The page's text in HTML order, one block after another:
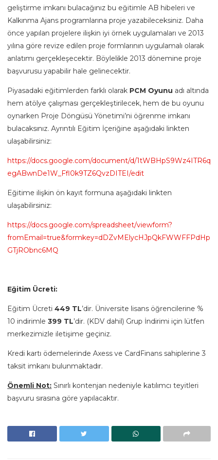
geliştirme imkanı bulacağınız bu eğitimle AB hibeleri ve
Kalkınma Ajans programlarına proje yazabileceksiniz. Daha
önce yapılan projelere ilişkin iyi örnek uygulamaları ve 2013
yılına göre revize edilen proje formlarının uygulamalı olarak
anlatımı gerçekleşecektir. Böylelikle 2013 dönemine proje
başvurusu yapabilir hale gelinecektir.
Piyasadaki eğitimlerden farklı olarak PCM Oyunu adı altında
hem atölye çalışması gerçekleştirilecek, hem de bu oyunu
oynarken Proje Döngüsü Yönetimi’ni öğrenme imkanı
bulacaksınız. Ayrıntılı Eğitim İçeriğine aşağıdaki linkten
ulaşabilirsiniz:
https://docs.google.com/document/d/1tWBHpS9Wz4ITR6q
egABwnDe1W_Ffl0k9TZ6QvzDITEI/edit
Eğitime ilişkin ön kayıt formuna aşağıdaki linkten
ulaşabilirsiniz:
https://docs.google.com/spreadsheet/viewform?
fromEmail=true&formkey=dDZvMElycHJpQkFWWFFPdHp
GTjRObnc6MQ
Eğitim Ücreti:
Eğitim Ücreti 449 TL’dir. Üniversite lisans öğrencilerine %
10 indirimle 399 TL’dir. (KDV dahil) Grup İndirimi için lütfen
merkezimizle iletişime geçiniz.
Kredi kartı ödemelerinde Axess ve CardFinans sahiplerine 3
taksit imkanı bulunmaktadır.
Önemli Not: Sınırlı kontenjan nedeniyle katılımcı teyitleri
başvuru sırasına göre yapılacaktır.